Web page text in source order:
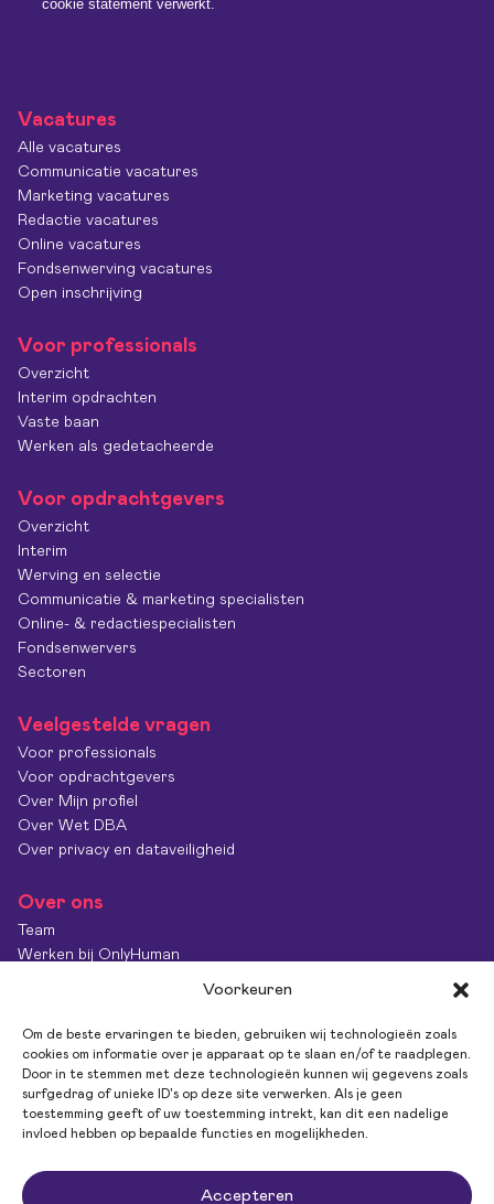
Voorkeuren
Om de beste ervaringen te bieden, gebruiken wij technologieën zoals
cookies om informatie over je apparaat op te slaan en/of te raadplegen.
Door in te stemmen met deze technologieën kunnen wij gegevens zoals
surfgedrag of unieke ID's op deze site verwerken. Als je geen
toestemming geeft of uw toestemming intrekt, kan dit een nadelige
invloed hebben op bepaalde functies en mogelijkheden.
Accepteren
Vacatures
Alle vacatures
Communicatie vacatures
Marketing vacatures
Redactie vacatures
Online vacatures
Fondsenwerving vacatures
Open inschrijving
Voor professionals
Overzicht
Interim opdrachten
Vaste baan
Werken als gedetacheerde
Voor opdrachtgevers
Overzicht
Interim
Werving en selectie
Communicatie & marketing specialisten
Online- & redactiespecialisten
Fondsenwervers
Sectoren
Veelgestelde vragen
Voor professionals
Voor opdrachtgevers
Over Mijn profiel
Over Wet DBA
Over privacy en dataveiligheid
Over ons
Team
Werken bij OnlyHuman
Diversiteit & Inclusie
OnlyImpact
Feedback